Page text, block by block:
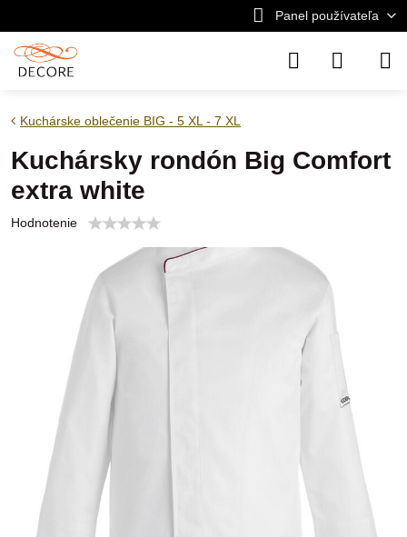
Panel používateľa
Kuchárske oblečenie BIG - 5 XL - 7 XL
Kuchársky rondón Big Comfort
extra white
Hodnotenie